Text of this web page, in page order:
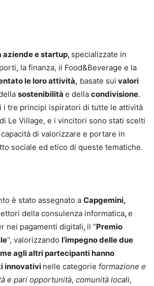
aziende e startup, specializzate in
la finanza, il Food&Beverage e la
le loro attività, basate sui valori
sostenibilità e della condivisione.
i tre principi ispiratori di tutte le attività
Le Village, e i vincitori sono stati scelti
di valorizzare e portare in
sociale ed etico di queste tematiche.
è stato assegnato a Capgemini,
della consulenza informatica,e
nei pagamenti digitali, il “Premio
”, valorizzando l’impegno delle due
agli altri partecipanti hanno
innovativi nelle categorie formazione e
e pari opportunità, comunità locali,